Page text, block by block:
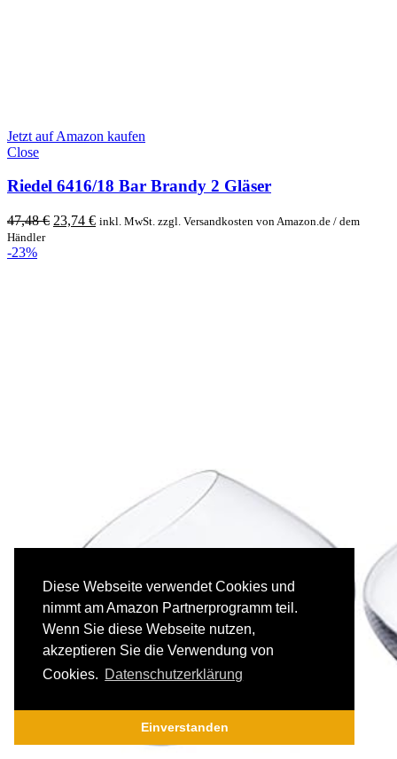
Diese Webseite verwendet Cookies und
nimmt am Amazon Partnerprogramm teil.
Wenn Sie diese Webseite nutzen,
akzeptieren Sie die Verwendung von
Cookies. Datenschutzerklärung
Einverstanden
Jetzt auf Amazon kaufen
Close
Riedel 6416/18 Bar Brandy 2 Gläser
47,48€ Original
23,74 €Current
inkl. MwSt. zzgl. Versandkosten von Amazon.de / dem
Händler
-23%